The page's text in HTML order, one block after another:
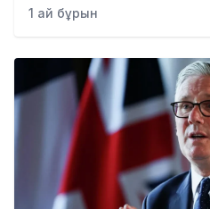
1 ай бұрын